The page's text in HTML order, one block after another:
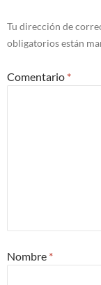
Tu dirección de
obligatorios están
Comentario *
Nombre *